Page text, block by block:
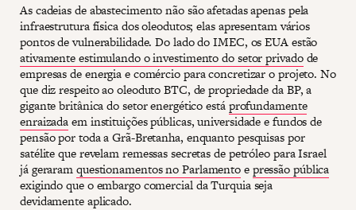
As cadeias de abastecimento não são afetadas apenas pela
infraestrutura física dos oleodutos; elas apresentam vários
pontos de vulnerabilidade. Do lado do IMEC, os EUA estão
ativamente estimulando o investimento do setor privadode
empresas de energia e comércio para concretizar o projeto. No
que diz respeito ao oleoduto BTC, de propriedade da BP, a
gigante britânica do setor energético estáprofundamente
enraizadaem instituições públicas, universidade e fundos de
pensão por toda a Grã-Bretanha, enquanto pesquisas por
satélite que revelam remessas secretas de petróleo para Israel
já geraramquestionamentos no Parlamentoepressão pública
exigindo que o embargo comercial da Turquia seja
devidamente aplicado.